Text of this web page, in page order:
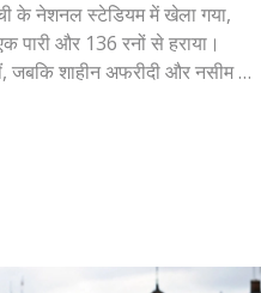
के नेशनल स्टेडियम में खेला गया,
पारी और 136 रनों से हराया।
शाहीन अफरीदी और नसीम शाह